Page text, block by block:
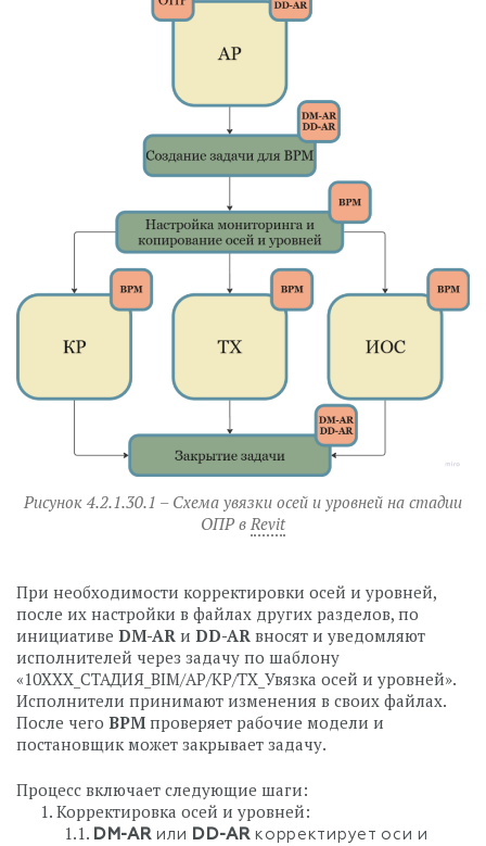
Рисунок 4.2.1.30.1 – Схема увязки осей и уровней на стадии
ОПР в Revit
При необходимости корректировки осей и уровней,
после их настройки в файлах других разделов, по
инициативе DM-AR и DD-AR вносят и уведомляют
исполнителей через задачу по шаблону
«10ХХХ_СТАДИЯ_BIM/АР/КР/ТХ_Увязка осей и уровней».
Исполнители принимают изменения в своих файлах.
После чего BPM проверяет рабочие модели и
постановщик может закрывает задачу.
Процесс включает следующие шаги:
⠀⠀1. Корректировка осей и уровней:
⠀⠀⠀⠀1.1. DM-ARили DD-ARкорректирует оси и